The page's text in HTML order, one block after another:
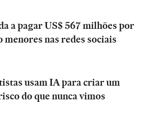
a pagar US$ 567 milhões por
menores nas redes sociais
usam IA para criar um
do que nunca vimos